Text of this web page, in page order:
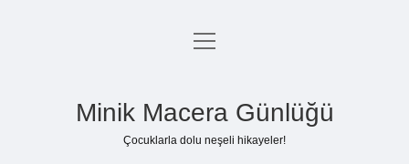
Anasayfa
menüyü
Minik Macera Günlüğü
Çocuklarla dolu neşeli hikayeler!